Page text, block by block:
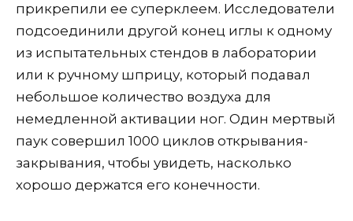
прикрепили ее суперклеем. Исследователи
подсоединили другой конец иглы к одному
из испытательных стендов в лаборатории
или к ручному шприцу, который подавал
небольшое количество воздуха для
немедленной активации ног. Один мертвый
паук совершил 1000 циклов открывания-
закрывания, чтобы увидеть, насколько
хорошо держатся его конечности.